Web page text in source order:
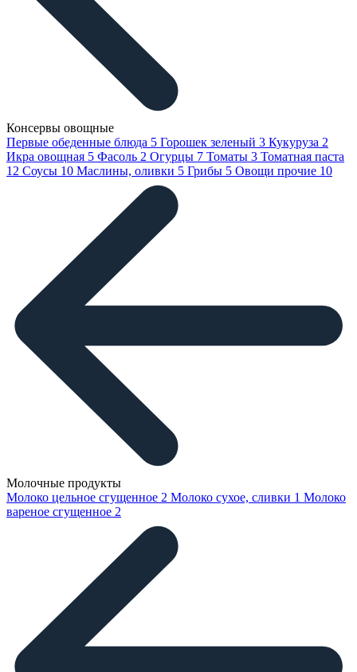
Консервы овощные
Первые обеденные блюда 5 Горошек зеленый 3 Кукуруза 2
Икра овощная 5 Фасоль 2 Огурцы 7 Томаты 3 Томатная паста
12 Соусы 10 Маслины, оливки 5 Грибы 5 Овощи прочие 10
Молочные продукты
Молоко цельное сгущенное 2 Молоко сухое, сливки 1 Молоко
вареное сгущенное 2